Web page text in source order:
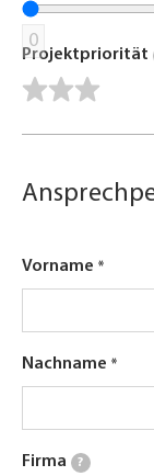
0
Projektpriorität
Vorname
Nachname
Firma ?